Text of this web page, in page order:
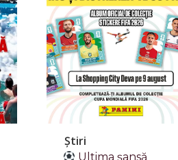
Știri
Ultima șansă